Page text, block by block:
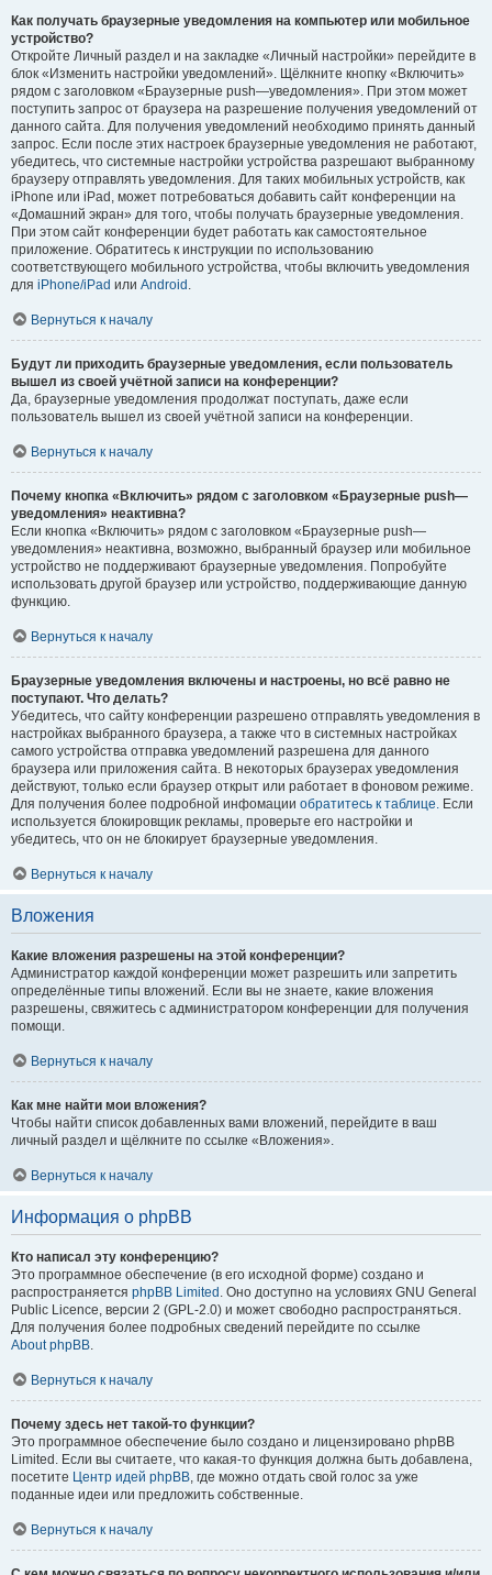
Как получать браузерные уведомления на компьютер или мобильное
устройство?
Откройте Личный раздел и на закладке «Личный настройки» перейдите в
блок «Изменить настройки уведомлений». Щёлкните кнопку «Включить»
рядом с заголовком «Браузерные push—уведомления». При этом может
поступить запрос от браузера на разрешение получения уведомлений от
данного сайта. Для получения уведомлений необходимо принять данный
запрос. Если после этих настроек браузерные уведомления не работают,
убедитесь, что системные настройки устройства разрешают выбранному
браузеру отправлять уведомления. Для таких мобильных устройств, как
iPhone или iPad, может потребоваться добавить сайт конференции на
«Домашний экран» для того, чтобы получать браузерные уведомления.
При этом сайт конференции будет работать как самостоятельное
приложение. Обратитесь к инструкции по использованию
соответствующего мобильного устройства, чтобы включить уведомления
для iPhone/iPad или Android .
Вернуться к началу
Будут ли приходить браузерные уведомления, если пользователь
вышел из своей учётной записи на конференции?
Да, браузерные уведомления продолжат поступать, даже если
пользователь вышел из своей учётной записи на конференции.
Вернуться к началу
Почему кнопка «Включить» рядом с заголовком «Браузерные push—
уведомления» неактивна?
Если кнопка «Включить» рядом с заголовком «Браузерные push—
уведомления» неактивна, возможно, выбранный браузер или мобильное
устройство не поддерживают браузерные уведомления. Попробуйте
использовать другой браузер или устройство, поддерживающие данную
функцию.
Вернуться к началу
Браузерные уведомления включены и настроены, но всё равно не
поступают. Что делать?
Убедитесь, что сайту конференции разрешено отправлять уведомления в
настройках выбранного браузера, а также что в системных настройках
самого устройства отправка уведомлений разрешена для данного
браузера или приложения сайта. В некоторых браузерах уведомления
действуют, только если браузер открыт или работает в фоновом режиме.
Для получения более подробной инфомации обратитесь к таблице. Если
используется блокировщик рекламы, проверьте его настройки и
убедитесь, что он не блокирует браузерные уведомления.
Вернуться к началу
Вложения
Какие вложения разрешены на этой конференции?
Администратор каждой конференции может разрешить или запретить
определённые типы вложений. Если вы не знаете, какие вложения
разрешены, свяжитесь с администратором конференции для получения
помощи.
Вернуться к началу
Как мне найти мои вложения?
Чтобы найти список добавленных вами вложений, перейдите в ваш
личный раздел и щёлкните по ссылке «Вложения».
Вернуться к началу
Информация о phpBB
Кто написал эту конференцию?
Это программное обеспечение (в его исходной форме) создано и
распространяется phpBB Limited . Оно доступно на условиях GNU General
Public Licence, версии 2 (GPL-2.0) и может свободно распространяться.
Для получения более подробных сведений перейдите по ссылке
About phpBB.
Вернуться к началу
Почему здесь нет такой-то функции?
Это программное обеспечение было создано и лицензировано phpBB
Limited. Если вы считаете, что какая-то функция должна быть добавлена,
посетите Центр идей phpBB, где можно отдать свой голос за уже
поданные идеи или предложить собственные.
Вернуться к началу